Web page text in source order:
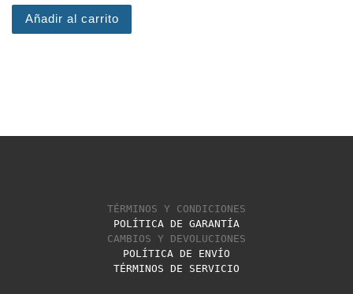
Añadir al carrito
TÉRMINOS Y CONDICIONES
POLÍTICA DE GARANTÍA
CAMBIOS Y DEVOLUCIONES
POLÍTICA DE ENVÍO
TÉRMINOS DE SERVICIO